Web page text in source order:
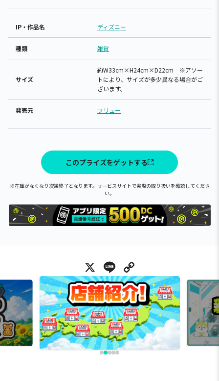
IP・作品名 ディズニー
種類 雑貨
サイズ
約W33cm×H24cm×D22cm ※アソー
トにより、サイズが多少異なる場合がご
ざいます。
発売元 フリュー
このプライズをゲットする
※在庫がなくなり次第終了となります。サービスサイトで実際の取り扱いを確認してくださ
い。
X Line